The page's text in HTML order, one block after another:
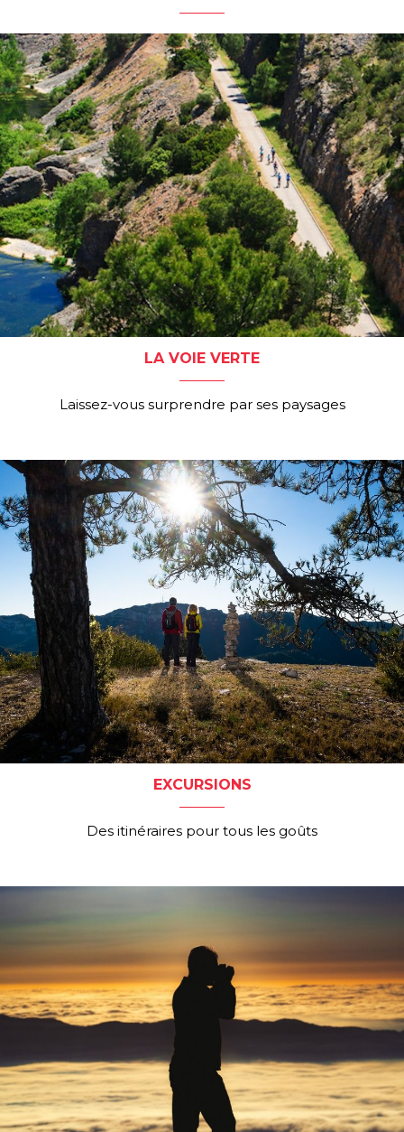
LA VOIE VERTE
Laissez-vous surprendre par ses paysages
EXCURSIONS
Des itinéraires pour tous les goûts